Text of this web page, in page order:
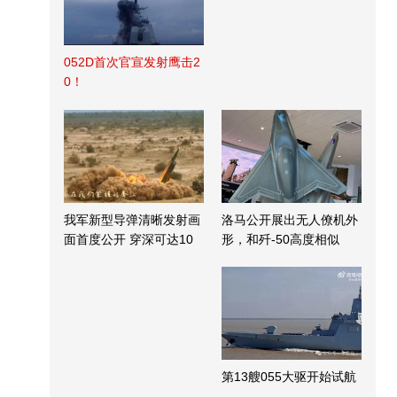
052D首次官宣发射鹰击2
0！
我军新型导弹清晰发射画
面首度公开 穿深可达10
洛马公开展出无人僚机外
形，和歼-50高度相似
第13艘055大驱开始试航